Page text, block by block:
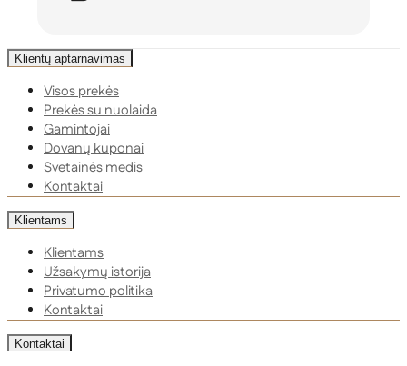
Klientų aptarnavimas
Visos prekės
Prekės su nuolaida
Gamintojai
Dovanų kuponai
Svetainės medis
Kontaktai
Klientams
Klientams
Užsakymų istorija
Privatumo politika
Kontaktai
Kontaktai